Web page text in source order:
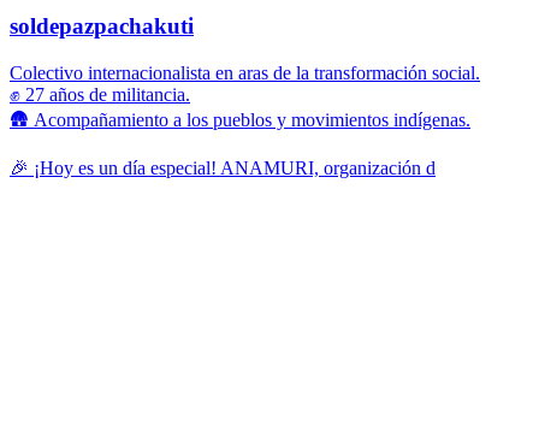
soldepazpachakuti
Colectivo internacionalista en aras de la transformación social.
✊ 27 años de militancia.
🛖 Acompañamiento a los pueblos y movimientos indígenas.
🎉 ¡Hoy es un día especial! ANAMURI, organización d